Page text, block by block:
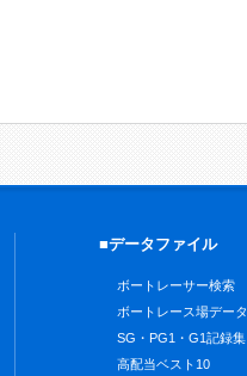
■データファイル
ボートレーサー検索
ボートレース場データ
SG・PG1・G1記録集
高配当ベスト10